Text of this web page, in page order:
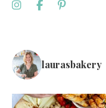
laurasbakery